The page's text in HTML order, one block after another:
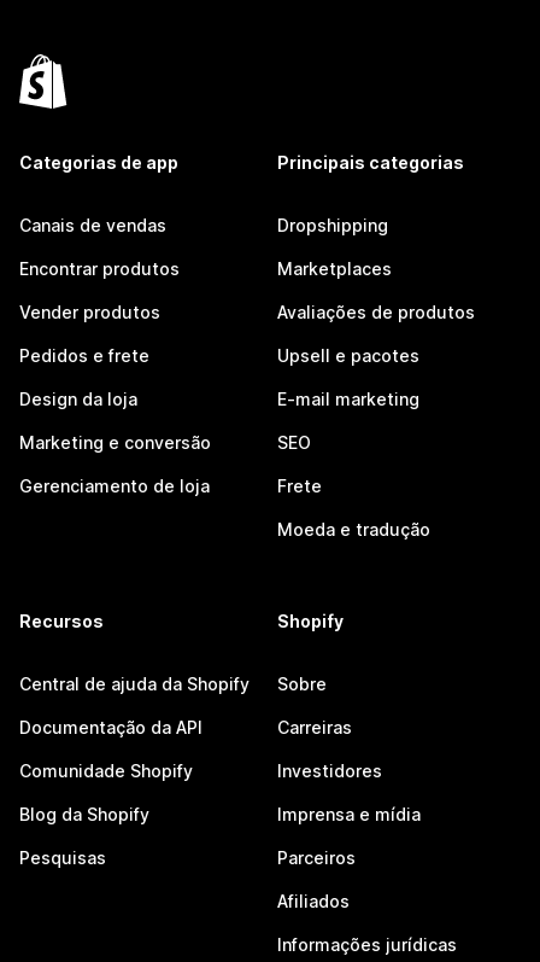
Categorias de app
Canais de vendas
Encontrar produtos
Vender produtos
Pedidos e frete
Design da loja
Marketing e conversão
Gerenciamento de loja
Principais categorias
Dropshipping
Marketplaces
Avaliações de produtos
Upsell e pacotes
E-mail marketing
SEO
Frete
Moeda e tradução
Recursos
Central de ajuda da Shopify
Documentação da API
Comunidade Shopify
Blog da Shopify
Pesquisas
Shopify
Sobre
Carreiras
Investidores
Imprensa e mídia
Parceiros
Afiliados
Informações jurídicas